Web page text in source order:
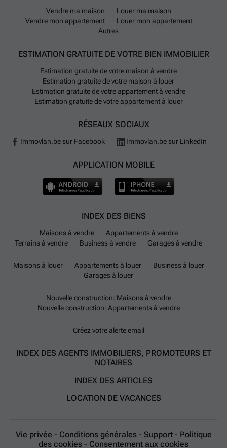
Vendre ma maison
Louer ma maison
Vendre mon appartement
Louer mon appartement
Autres
ESTIMATION GRATUITE DE VOTRE BIEN IMMOBILIER
Estimation gratuite de votre maison à vendre
Estimation gratuite de votre maison à louer
Estimation gratuite de votre appartement à vendre
Estimation gratuite de votre appartement à louer
RÉSEAUX SOCIAUX
Immovlan.be sur Facebook Immovlan.be sur LinkedIn
APPLICATION MOBILE
INDEX DES BIENS
Maisons à vendre
Appartements à vendre
Terrains à vendre
Business à vendre Garages à vendre
Maisons à louer Appartements à louer
Business à louer
Garages à louer
Nouvelle construction: Maisons à vendre
Nouvelle construction: Appartements à vendre
Créez votre alerte email
INDEX DES AGENTS IMMOBILIERS, PROMOTEURS ET
NOTAIRES
INDEX DES ARTICLES
LOCATION DE VACANCES
Vie privée - Conditions générales - Support - Politique
des cookies - Consentement aux cookies